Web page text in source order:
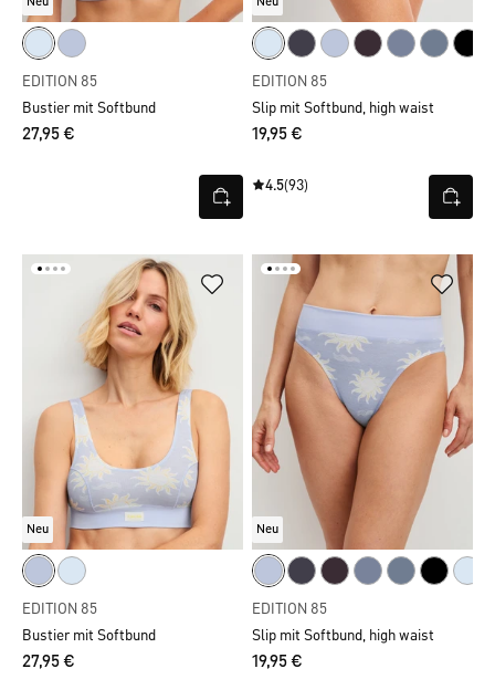
EDITION 85
Bustier mit Softbund
27,95 €
EDITION 85
Slip mit Softbund, high waist
19,95 €
4.5(93)
Neu
EDITION 85
Bustier mit Softbund
27,95 €
Neu
EDITION 85
Slip mit Softbund, high waist
19,95 €